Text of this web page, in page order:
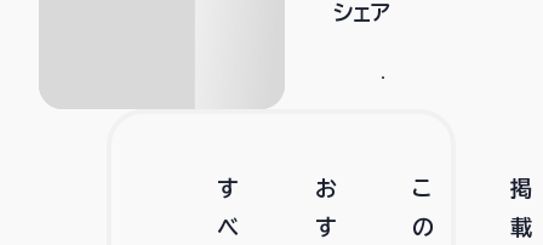
シェア
す
べ
お
す
こ
の
掲
載